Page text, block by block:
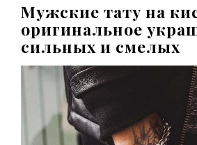
Мужские тату на
оригинальное
сильных и смелых